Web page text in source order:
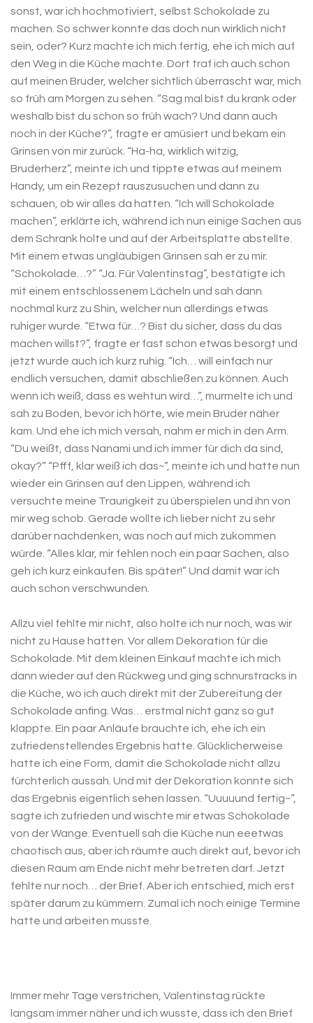
sonst, war ich hochmotiviert, selbst Schokolade zu
machen. So schwer konnte das doch nun wirklich nicht
sein, oder? Kurz machte ich mich fertig, ehe ich mich auf
den Weg in die Küche machte. Dort traf ich auch schon
auf meinen Bruder, welcher sichtlich überrascht war, mich
so früh am Morgen zu sehen. “Sag mal bist du krank oder
weshalb bist du schon so früh wach? Und dann auch
noch in der Küche?”, fragte er amüsiert und bekam ein
Grinsen von mir zurück. “Ha-ha, wirklich witzig,
Bruderherz”, meinte ich und tippte etwas auf meinem
Handy, um ein Rezept rauszusuchen und dann zu
schauen, ob wir alles da hatten. “Ich will Schokolade
machen”, erklärte ich, während ich nun einige Sachen aus
dem Schrank holte und auf der Arbeitsplatte abstellte.
Mit einem etwas ungläubigen Grinsen sah er zu mir.
“Schokolade…?” “Ja. Für Valentinstag”, bestätigte ich
mit einem entschlossenem Lächeln und sah dann
nochmal kurz zu Shin, welcher nun allerdings etwas
ruhiger wurde. “Etwa für…? Bist du sicher, dass du das
machen willst?”, fragte er fast schon etwas besorgt und
jetzt wurde auch ich kurz ruhig. “Ich… will einfach nur
endlich versuchen, damit abschließen zu können. Auch
wenn ich weiß, dass es wehtun wird…”, murmelte ich und
sah zu Boden, bevor ich hörte, wie mein Bruder näher
kam. Und ehe ich mich versah, nahm er mich in den Arm.
“Du weißt, dass Nanami und ich immer für dich da sind,
okay?” “Pfff, klar weiß ich das~”, meinte ich und hatte nun
wieder ein Grinsen auf den Lippen, während ich
versuchte meine Traurigkeit zu überspielen und ihn von
mir weg schob. Gerade wollte ich lieber nicht zu sehr
darüber nachdenken, was noch auf mich zukommen
würde. “Alles klar, mir fehlen noch ein paar Sachen, also
geh ich kurz einkaufen. Bis später!” Und damit war ich
auch schon verschwunden.
Allzu viel fehlte mir nicht, also holte ich nur noch, was wir
nicht zu Hause hatten. Vor allem Dekoration für die
Schokolade. Mit dem kleinen Einkauf machte ich mich
dann wieder auf den Rückweg und ging schnurstracks in
die Küche, wo ich auch direkt mit der Zubereitung der
Schokolade anfing. Was… erstmal nicht ganz so gut
klappte. Ein paar Anläufe brauchte ich, ehe ich ein
zufriedenstellendes Ergebnis hatte. Glücklicherweise
hatte ich eine Form, damit die Schokolade nicht allzu
fürchterlich aussah. Und mit der Dekoration konnte sich
das Ergebnis eigentlich sehen lassen. “Uuuuund fertig~”,
sagte ich zufrieden und wischte mir etwas Schokolade
von der Wange. Eventuell sah die Küche nun eeetwas
chaotisch aus, aber ich räumte auch direkt auf, bevor ich
diesen Raum am Ende nicht mehr betreten darf. Jetzt
fehlte nur noch… der Brief. Aber ich entschied, mich erst
später darum zu kümmern. Zumal ich noch einige Termine
hatte und arbeiten musste.
Immer mehr Tage verstrichen, Valentinstag rückte
langsam immer näher und ich wusste, dass ich den Brief